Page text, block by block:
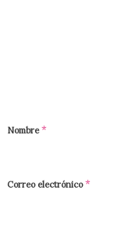
Nombre*
Correo electrónico*